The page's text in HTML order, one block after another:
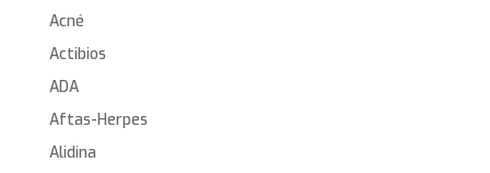
Acné
Actibios
ADA
Aftas-Herpes
Alidina